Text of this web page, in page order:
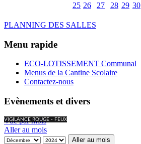
25 26 27 28 29 30
PLANNING DES SALLES
Menu rapide
ECO-LOTISSEMENT Communal
Menus de la Cantine Scolaire
Contactez-nous
Evènements et divers
VIGILANCE ROUGE - FEUX
Vue par mois
Aller au mois
Aller au mois